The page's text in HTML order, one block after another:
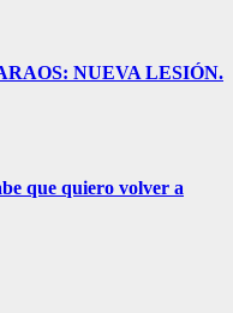
NUEVA LESIÓN.
que quiero volver a